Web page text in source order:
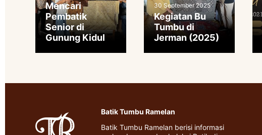
Mencari
Pembatik
Senior di
Gunung Kidul
30 September 2025
Kegiatan Bu
Tumbu di
Jerman (2025)
Batik Tumbu Ramelan
Batik Tumbu Ramelan berisi informasi